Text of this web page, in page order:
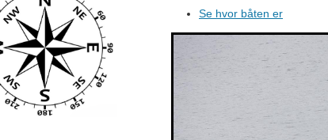
Se hvor båten er